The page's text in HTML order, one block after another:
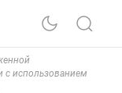
с использованием